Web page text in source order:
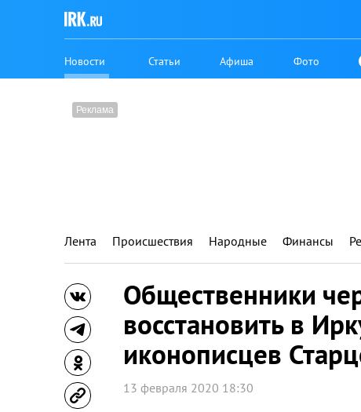
Новости Статьи Афиша Фото
Лента Происшествия Народные Финансы
Общественники
восстановить в
иконописцев
13 февраля 2020 18:30